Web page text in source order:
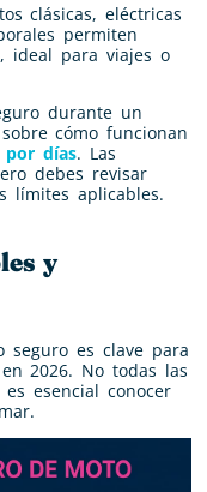
clásicas, eléctricas
permiten
ideal para viajes o
durante un
cómo funcionan
por días. Las
debes revisar
límites aplicables.
y
seguro es clave para
2026. No todas las
esencial conocer